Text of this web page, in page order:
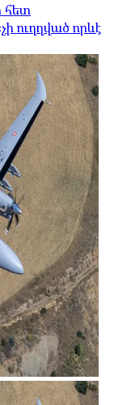
հետ
ուղղված որևէ